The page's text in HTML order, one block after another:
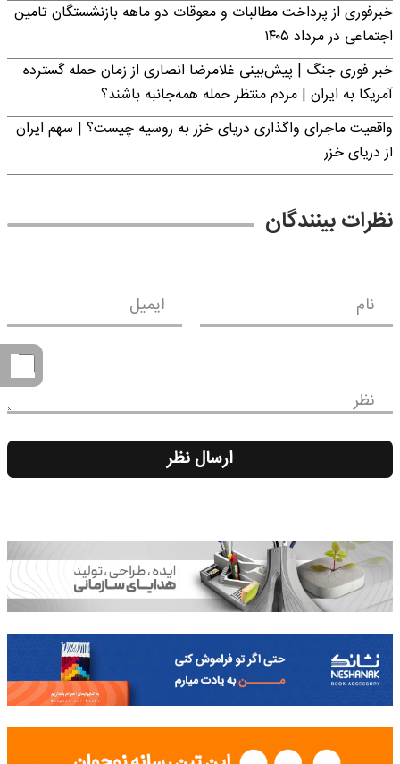
خبرفوری از پرداخت مطالبات و معوقات دو ماهه بازنشستگان تامین
اجتماعی در مرداد ۱۴۰۵
خبر فوری جنگ | پیش‌بینی غلامرضا انصاری از زمان حمله گسترده
آمریکا به ایران | مردم منتظر حمله همه‌جانبه باشند؟
واقعیت ماجرای واگذاری دریای خزر به روسیه چیست؟ | سهم ایران
از دریای خزر
نظرات بینندگان
نام ایمیل
نظر
ارسال نظر